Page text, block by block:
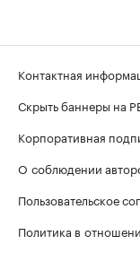
Контактная
Скрыть баннеры на
Корпоративная
О соблюдении
Пользовательское
Политика в